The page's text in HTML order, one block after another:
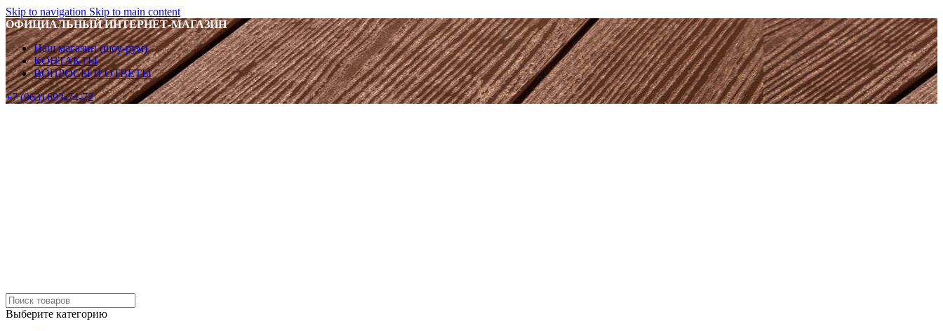
Skip to navigation Skip to main content
ОФИЦИАЛЬНЫЙ ИНТЕРНЕТ-МАГАЗИН
Наш магазин (шоу-рум)
КОНТАКТЫ
ВОПРОСЫ И ОТВЕТЫ
+7 (963) 693-74-72
Выберите категорию